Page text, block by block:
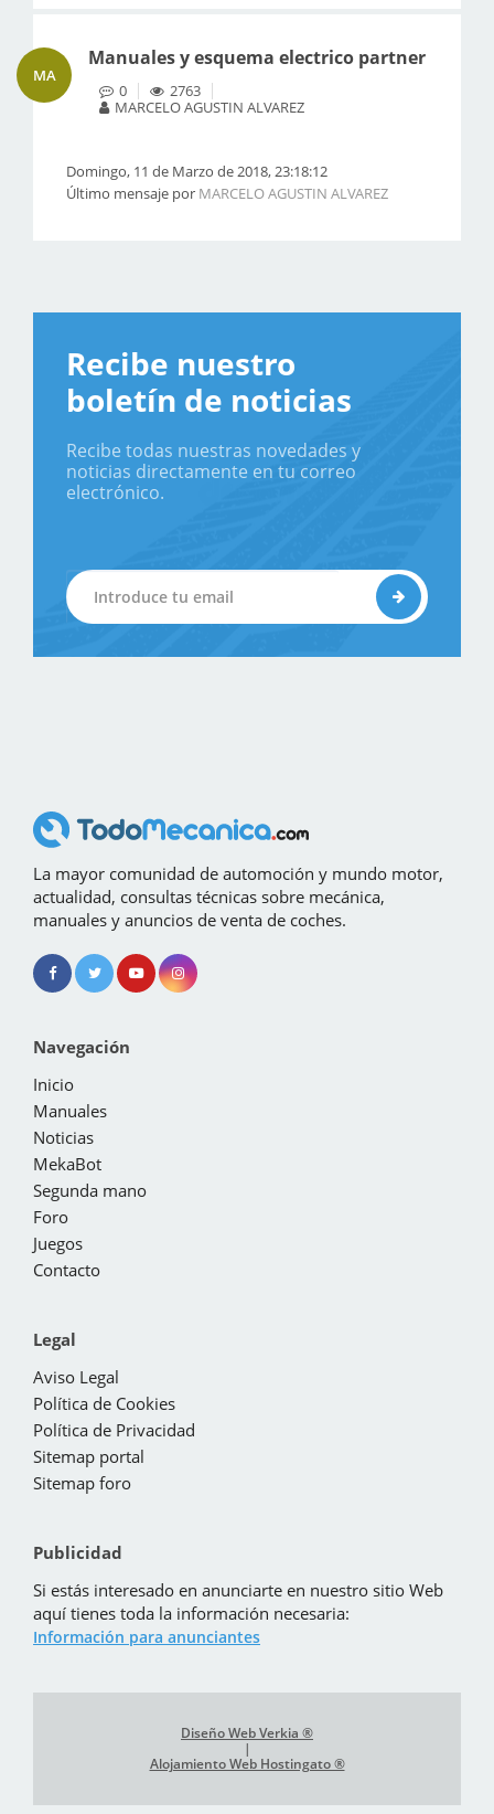
MA
Manuales y esquema electrico partner
0
2763
MARCELO AGUSTIN ALVAREZ
Domingo, 11 de Marzo de 2018, 23:18:12
Último mensaje por MARCELO AGUSTIN ALVAREZ
Recibe nuestro
boletín de noticias
Recibe todas nuestras novedades y
noticias directamente en tu correo
electrónico.
La mayor comunidad de automoción y mundo motor,
actualidad, consultas técnicas sobre mecánica,
manuales y anuncios de venta de coches.
Navegación
Inicio
Manuales
Noticias
MekaBot
Segunda mano
Foro
Juegos
Contacto
Legal
Aviso Legal
Política de Cookies
Política de Privacidad
Sitemap portal
Sitemap foro
Publicidad
Si estás interesado en anunciarte en nuestro sitio Web
aquí tienes toda la información necesaria:
Información para anunciantes
Diseño Web Verkia ®
|
Alojamiento Web Hostingato ®